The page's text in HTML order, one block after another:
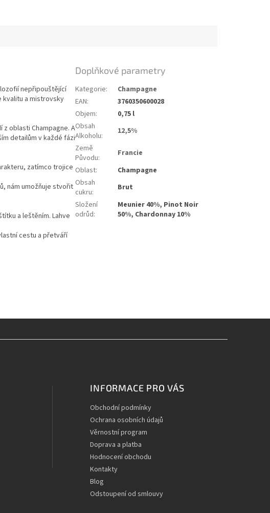
nepřipouštějící
kvalitu a mistrovsky
oblasti Champagne. A
detailům v každé fázi
zatímco trojice
nám umožňuje stvořit
a leštěním. Lahve
cestu a přetváří
Doplňkové parametry
Kategorie:
Champagne
EAN:
3760350600028
Objem:
0,75 l
Obsah
Alkoholu:
12,5%
Země
Původu:
Francie
Oblast:
Champagne
Obsah
cukru:
Brut
Složení
odrůd:
Meunier 40%, Pinot Noir
50%, Chardonnay 10%
INFORMACE PRO VÁS
Obchodní podmínky
Ochrana osobních údajů
Věrnostní program
Doprava a platba
Hodnocení obchodu
Kontakty
Blog
Odstoupení od smlouvy